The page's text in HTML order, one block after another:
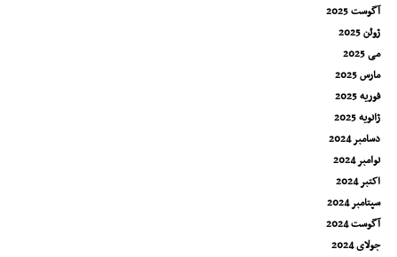
آگوست 2025
ژوئن 2025
می 2025
مارس 2025
فوریه 2025
ژانویه 2025
دسامبر 2024
نوامبر 2024
اکتبر 2024
سپتامبر 2024
آگوست 2024
جولای 2024